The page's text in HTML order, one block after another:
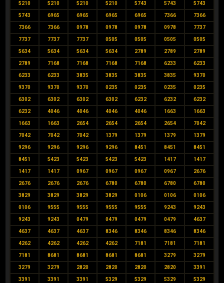
5210 5210 5210 5210 5743 5743 5743
5743 6965 6965 6965 6965 7366 7366
7366 7366 0978 0978 0978 0978 7737
7737 7737 7737 0505 0505 0505 0505
5634 5634 5634 5634 2789 2789 2789
2789 7168 7168 7168 7168 6233 6233
6233 6233 3835 3835 3835 3835 9370
9370 9370 9370 0235 0235 0235 0235
6302 6302 6302 6302 6232 6232 6232
6232 4046 4046 4046 4046 1663 1663
1663 1663 2654 2654 2654 2654 7042
7042 7042 7042 1379 1379 1379 1379
9296 9296 9296 9296 8451 8451 8451
8451 5423 5423 5423 5423 1417 1417
1417 1417 0967 0967 0967 0967 2676
2676 2676 2676 6780 6780 6780 6780
3829 3829 3829 3829 0106 0106 0106
0106 9555 9555 9555 9555 9243 9243
9243 9243 0479 0479 0479 0479 4637
4637 4637 4637 8346 8346 8346 8346
4262 4262 4262 4262 7181 7181 7181
7181 8681 8681 8681 8681 3279 3279
3279 3279 2820 2820 2820 2820 3391
3391 3391 3391 5329 5329 5329 5329